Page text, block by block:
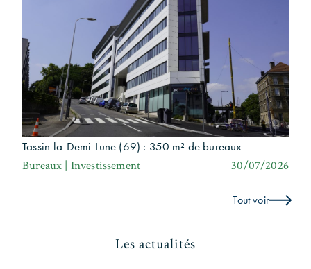
Tassin-la-Demi-Lune (69) : 350 m² de bureaux
Bureaux | Investissement 30/07/2026
Tout voir
Les actualités